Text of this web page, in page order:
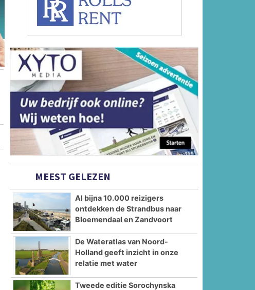
MEEST GELEZEN
Al bijna 10.000 reizigers
ontdekken de Strandbus naar
Bloemendaal en Zandvoort
De Wateratlas van Noord-
Holland geeft inzicht in onze
relatie met water
Tweede editie Sorochynska